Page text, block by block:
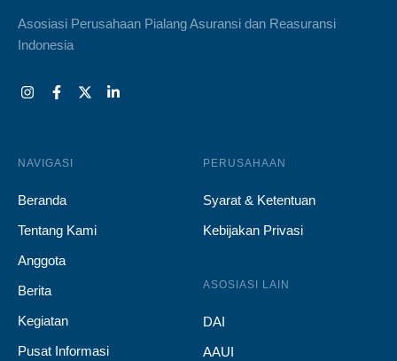
Asosiasi Perusahaan Pialang Asuransi dan Reasuransi
Indonesia
NAVIGASI
Beranda
Tentang Kami
Anggota
Berita
Kegiatan
Pusat Informasi
PERUSAHAAN
Syarat & Ketentuan
Kebijakan Privasi
ASOSIASI LAIN
DAI
AAUI